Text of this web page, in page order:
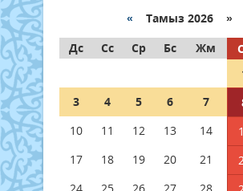
« Тамыз 2026 »
Дс
Сс Ср Бс Жм
3
4 5 6 7
10
11 12 13 14
17
18 19 20 21